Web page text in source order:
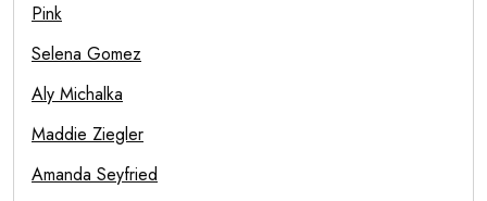
Pink
Selena Gomez
Aly Michalka
Maddie Ziegler
Amanda Seyfried